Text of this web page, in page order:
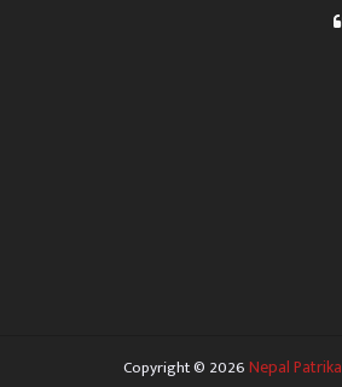
Copyright © 2026Nepal Patrika